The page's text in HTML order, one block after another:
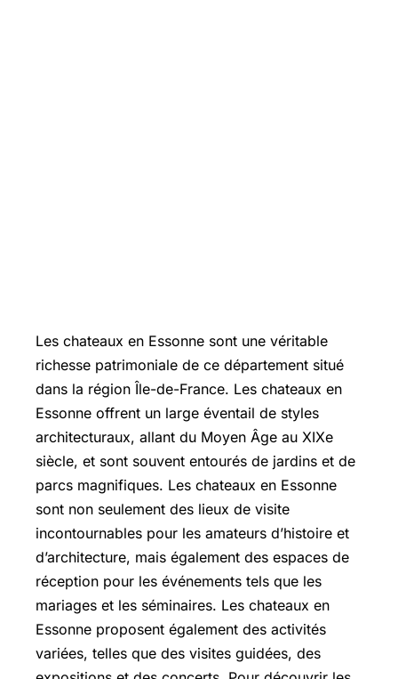
Les chateaux en Essonne sont une véritable
richesse patrimoniale de ce département situé
dans la région Île-de-France. Les chateaux en
Essonne offrent un large éventail de styles
architecturaux, allant du Moyen Âge au XIXe
siècle, et sont souvent entourés de jardins et de
parcs magnifiques. Les chateaux en Essonne
sont non seulement des lieux de visite
incontournables pour les amateurs d’histoire et
d’architecture, mais également des espaces de
réception pour les événements tels que les
mariages et les séminaires. Les chateaux en
Essonne proposent également des activités
variées, telles que des visites guidées, des